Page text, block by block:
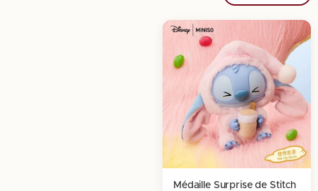
Médaille Surprise de Stitch